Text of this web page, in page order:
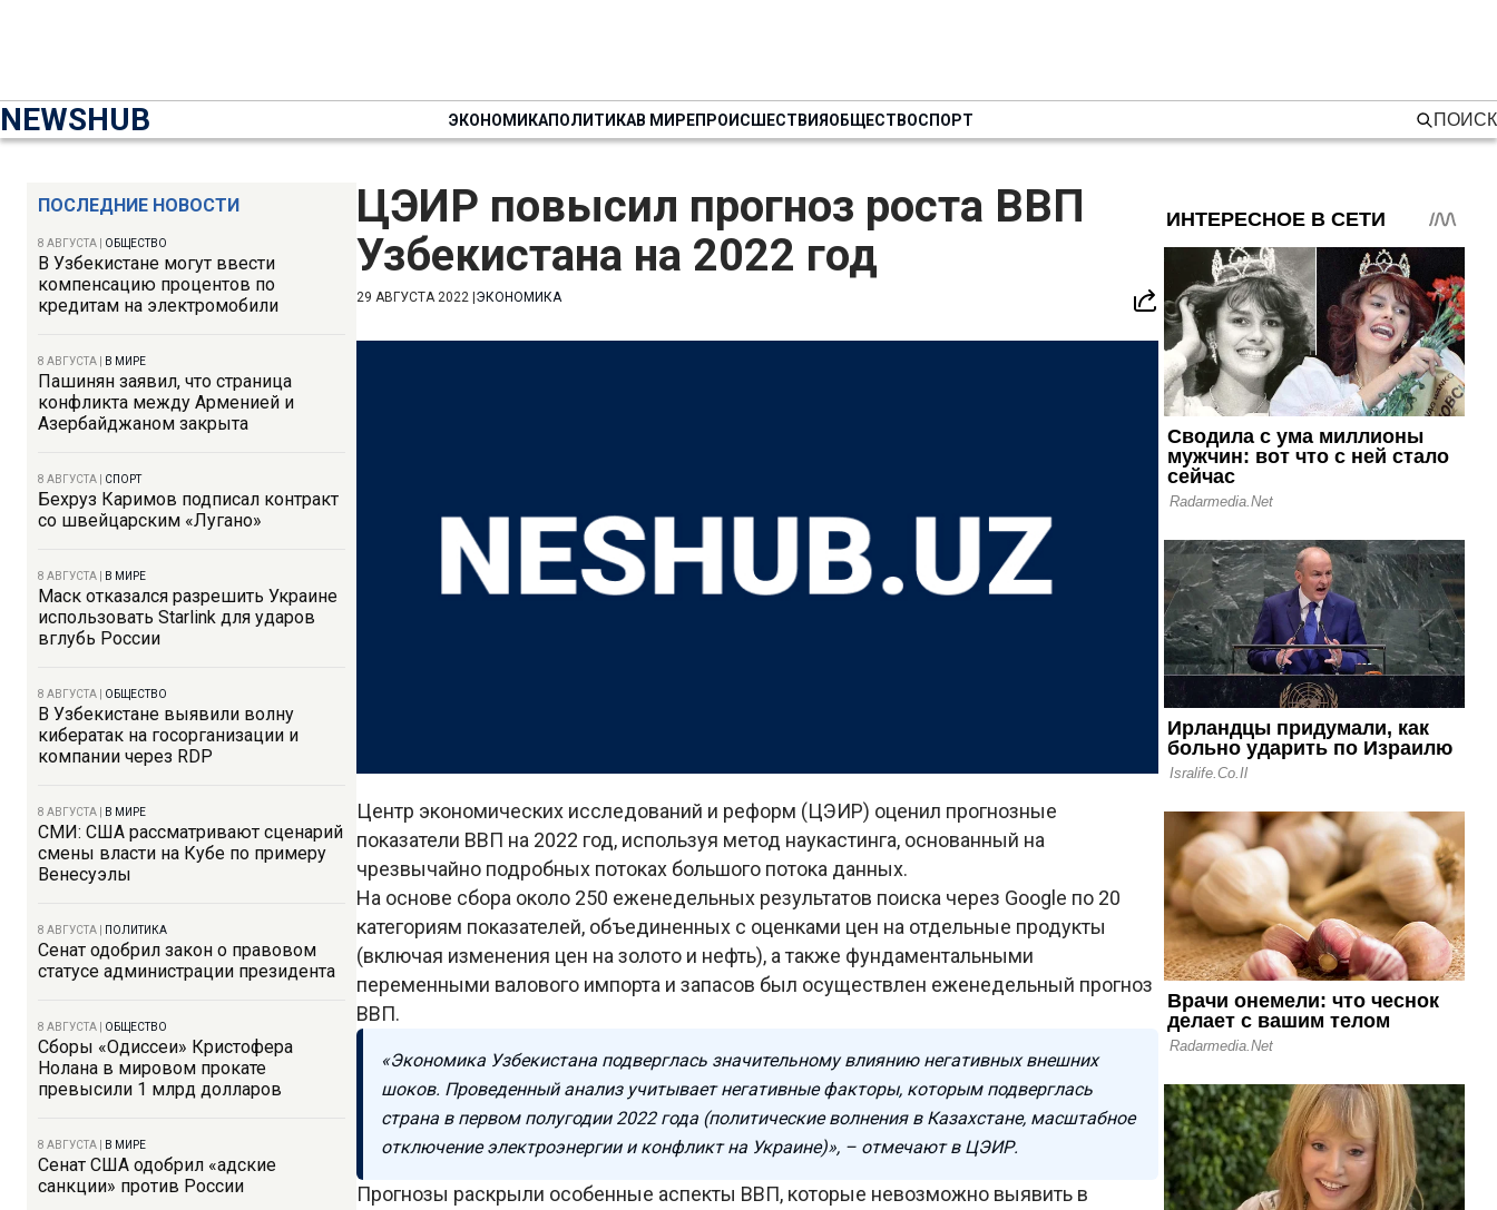
NEWSHUB ЭКОНОМИКАПОЛИТИКАВ МИРЕПРОИСШЕСТВИЯОБЩЕСТВОСПОРТ ПОИСК
ПОСЛЕДНИЕ НОВОСТИ
8 АВГУСТА ОБЩЕСТВО
В Узбекистане могут ввести
компенсацию процентов по
кредитам на электромобили
8 АВГУСТА В МИРЕ
Пашинян заявил, что страница
конфликта между Арменией и
Азербайджаном закрыта
8 АВГУСТА СПОРТ
Бехруз Каримов подписал контракт
со швейцарским «Лугано»
8 АВГУСТА В МИРЕ
Маск отказался разрешить Украине
использовать Starlink для ударов
вглубь России
8 АВГУСТА ОБЩЕСТВО
В Узбекистане выявили волну
кибератак на госорганизации и
компании через RDP
8 АВГУСТА В МИРЕ
СМИ: США рассматривают сценарий
смены власти на Кубе по примеру
Венесуэлы
8 АВГУСТА ПОЛИТИКА
Сенат одобрил закон о правовом
статусе администрации президента
8 АВГУСТА ОБЩЕСТВО
Сборы «Одиссеи» Кристофера
Нолана в мировом прокате
превысили 1 млрд долларов
8 АВГУСТА В МИРЕ
Сенат США одобрил «адские
санкции» против России
ЦЭИР повысил прогноз роста ВВП
Узбекистана на 2022 год
29 АВГУСТА 2022 ЭКОНОМИКА
Центр экономических исследований и реформ (ЦЭИР) оценил прогнозные
показатели ВВП на 2022 год, используя метод наукастинга, основанный на
чрезвычайно подробных потоках большого потока данных.
На основе сбора около 250 еженедельных результатов поиска через Google по 20
категориям показателей, объединенных с оценками цен на отдельные продукты
(включая изменения цен на золото и нефть), а также фундаментальными
переменными валового импорта и запасов был осуществлен еженедельный прогноз
ВВП.
«Экономика Узбекистана подверглась значительному влиянию негативных внешних
шоков. Проведенный анализ учитывает негативные факторы, которым подверглась
страна в первом полугодии 2022 года (политические волнения в Казахстане, масштабное
отключение электроэнергии и конфликт на Украине)», – отмечают в ЦЭИР.
Прогнозы раскрыли особенные аспекты ВВП, которые невозможно выявить в